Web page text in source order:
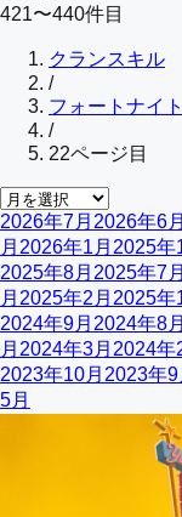
421〜440件目
クランスキル
/
フォートナイ
/
22ページ目
2026年7月 2026年6月
月 2026年1月 2025年
2025年8月 2025年7月
月 2025年2月 2025年
2024年9月 2024年8月
月 2024年3月 2024年
2023年10月 2023年9
5月